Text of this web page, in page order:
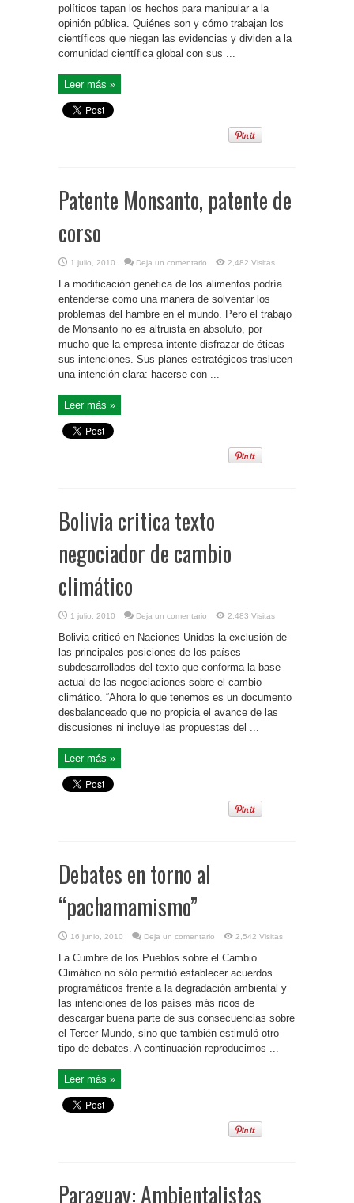
políticos tapan los hechos para manipular a la
opinión pública. Quiénes son y cómo trabajan los
científicos que niegan las evidencias y dividen a la
comunidad científica global con sus ...
Leer más »
Patente Monsanto, patente de
corso
1 julio, 2010 Deja un comentario 2,482 Visitas
La modificación genética de los alimentos podría
entenderse como una manera de solventar los
problemas del hambre en el mundo. Pero el trabajo
de Monsanto no es altruista en absoluto, por
mucho que la empresa intente disfrazar de éticas
sus intenciones. Sus planes estratégicos traslucen
una intención clara: hacerse con ...
Leer más »
Bolivia critica texto
negociador de cambio
climático
1 julio, 2010 Deja un comentario 2,483 Visitas
Bolivia criticó en Naciones Unidas la exclusión de
las principales posiciones de los países
subdesarrollados del texto que conforma la base
actual de las negociaciones sobre el cambio
climático. “Ahora lo que tenemos es un documento
desbalanceado que no propicia el avance de las
discusiones ni incluye las propuestas del ...
Leer más »
Debates en torno al
“pachamamismo”
16 junio, 2010 Deja un comentario 2,542 Visitas
La Cumbre de los Pueblos sobre el Cambio
Climático no sólo permitió establecer acuerdos
programáticos frente a la degradación ambiental y
las intenciones de los países más ricos de
descargar buena parte de sus consecuencias sobre
el Tercer Mundo, sino que también estimuló otro
tipo de debates. A continuación reproducimos ...
Leer más »
Paraguay: Ambientalistas